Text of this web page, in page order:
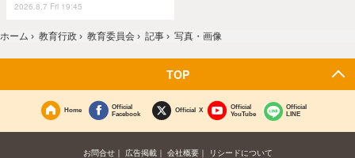
2026.8.7 Fri 19:45
ホーム › 教育行政 › 教育委員会 › 記事 › 写真・画像
TOP
Home
Official
Facebook
Official X
Official
YouTube
Official
LINE
お問合せ 広告掲載 会社概要
リシードについて